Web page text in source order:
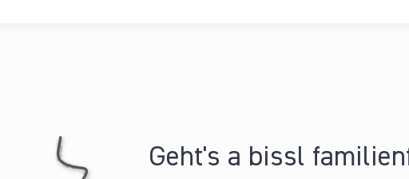
Geht's a bissl